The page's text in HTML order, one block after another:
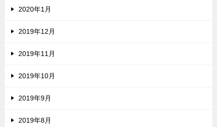
2020年1月
2019年12月
2019年11月
2019年10月
2019年9月
2019年8月